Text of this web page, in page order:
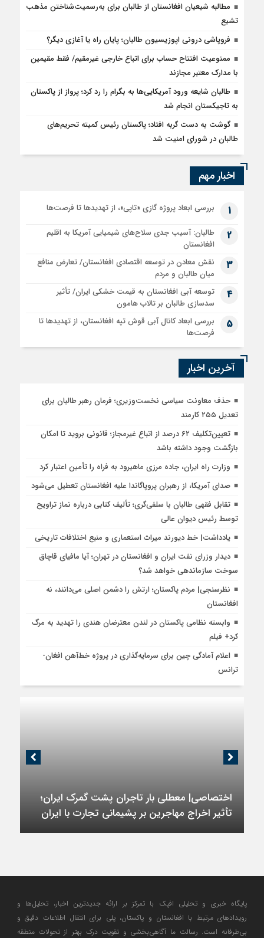
مطالبه شیعیان افغانستان از طالبان برای به‌رسمیت‌شناختن مذهب
تشیع
فروپاشی درونی اپوزیسیون طالبان؛ پایان راه یا آغازی دیگر؟
ممنوعیت افتتاح حساب برای اتباع خارجی غیرمقیم/ فقط مقیمین
با مدارک معتبر مجازند
طالبان شایعه ورود آمریکایی‌ها به بگرام را رد کرد؛ پرواز از پاکستان
به تاجیکستان انجام شد
گوشت به دست گربه افتاد؛ پاکستان رئیس کمیته تحریم‌های
طالبان در شورای امنیت شد
اخبار مهم
1 بررسی ابعاد پروژه گازی «تاپی»، از تهدیدها تا فرصت‌ها
2
طالبان: آسیب جدی سلاح‌های شیمیایی آمریکا به اقلیم
افغانستان
3
نقش معادن در توسعه اقتصادی افغانستان/ تعارض منافع
میان طالبان و مردم
4
توسعه آبی افغانستان به قیمت خشکی ایران/ تأثیر
سدسازی طالبان بر تالاب هامون
5
بررسی ابعاد کانال آبی قوش تپه افغانستان، از تهدیدها تا
فرصت‌ها
آخرین اخبار
حذف معاونت سیاسی نخست‌وزیری؛ فرمان رهبر طالبان برای
تعدیل ۲۵۵ کارمند
تعیین‌تکلیف ۶۲ درصد از اتباع غیرمجاز؛ قانونی بروید تا امکان
بازگشت وجود داشته باشد
وزارت راه ایران، جاده مرزی ماهیرود به فراه را تأمین اعتبار کرد
صدای آمریکا، از رهبران پروپاگاندا علیه افغانستان تعطیل می‌شود
تقابل فقهی طالبان با سلفی‌گری؛ تألیف کتابی درباره نماز تراویح
توسط رئیس دیوان عالی
یادداشت| خط دیورند میراث استعماری و منبع اختلافات تاریخی
دیدار وزرای نفت ایران و افغانستان در تهران؛ آیا مافیای قاچاق
سوخت سازماندهی خواهد شد؟
نظرسنجی| مردم پاکستان؛ ارتش را دشمن اصلی می‌دانند، نه
افغانستان
وابسته نظامی پاکستان در لندن معترضان هندی را تهدید به مرگ
کرد+ فیلم
اعلام آمادگی چین برای سرمایه‌گذاری در پروژه خط‌آهن افغان‌-
ترانس
اختصاصی| معطلی بار تاجران پشت گمرک ایران؛
تأثیر اخراج مهاجرین بر پشیمانی تجارت با ایران
پایگاه خبری و تحلیلی افپک با تمرکز بر ارائه جدیدترین اخبار، تحلیل‌ها و
رویدادهای مرتبط با افغانستان و پاکستان، پلی برای انتقال اطلاعات دقیق و
بی‌طرفانه است. رسالت ما آگاهی‌بخشی و تقویت درک بهتر از تحولات منطقه